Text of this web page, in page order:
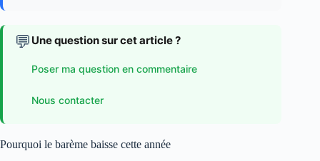
💬 Une question sur cet article ?
Poser ma question en commentaire
Nous contacter
Pourquoi le barème baisse cette année